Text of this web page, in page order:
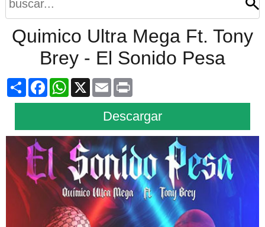
Quimico Ultra Mega Ft. Tony
Brey - El Sonido Pesa
ShareFacebookWhatsApp
X Email
Descargar